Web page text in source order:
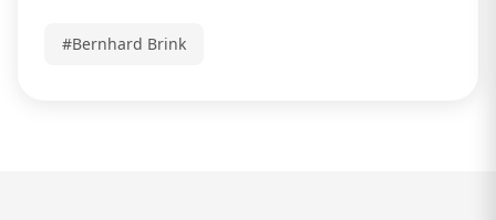
#Bernhard Brink